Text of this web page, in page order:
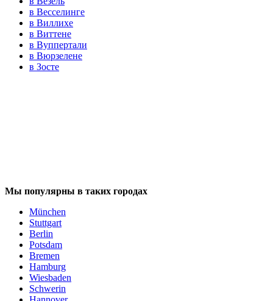
в Весселинге
в Виллихе
в Виттене
в Вуппертали
в Вюрзелене
в Зосте
Мы популярны в таких городах
München
Stuttgart
Berlin
Potsdam
Bremen
Hamburg
Wiesbaden
Schwerin